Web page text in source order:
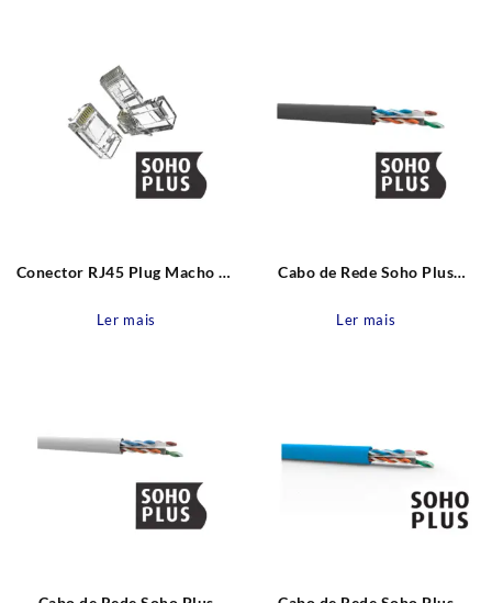
Conector RJ45 Plug Macho de
CAT.6 Furukawa
Ler mais
Cabo de Rede Soho Plus
CMX Cinza Furukawa
Ler mais